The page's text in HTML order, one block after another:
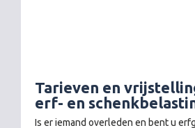
Tarieven en
erf- en
Is er iemand overleden en bent u